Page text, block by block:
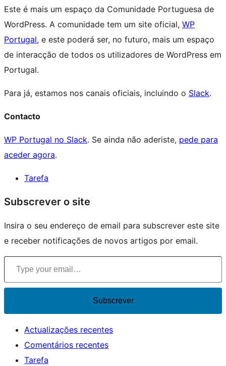
Este é mais um espaço da Comunidade Portuguesa de
WordPress. A comunidade tem um site oficial, WP
Portugal, e este poderá ser, no futuro, mais um espaço
de interacção de todos os utilizadores de WordPress em
Portugal.
Para já, estamos nos canais oficiais, incluindo o Slack.
Contacto
WP Portugal no Slack. Se ainda não aderiste, pede para
aceder agora.
Tarefa
Site
resources
Subscrever o site
Insira o seu endereço de email para subscrever este site
e receber notificações de novos artigos por email.
Type your email…
Subscrever
Actualizações recentes
Comentários recentes
Tarefa